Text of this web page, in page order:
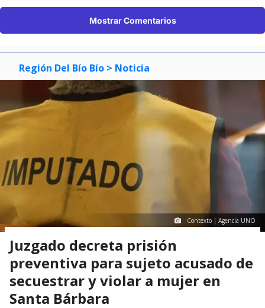
Mostrar Comentarios
Región Del Bío Bío > Noticia
Contexto | Agencia UNO
Juzgado decreta prisión
preventiva para sujeto acusado de
secuestrar y violar a mujer en
Santa Bárbara